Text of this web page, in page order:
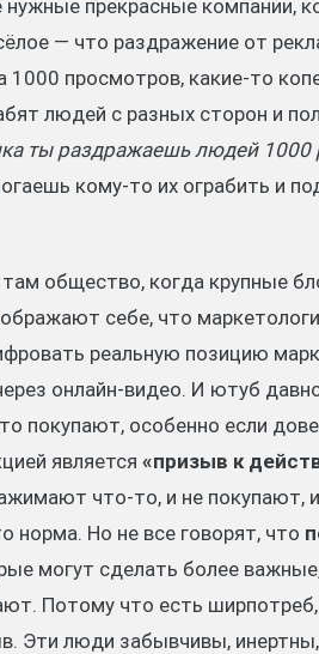
нужные прекрасные компании,
— что раздражение от
просмотров, какие-то
людей с разных сторон и
ты раздражаешь людей 1000
кому-то их ограбить и
общество, когда крупные
себе, что
реальную позицию
онлайн-видео. И ютуб
покупают, особенно если
является «призыв к
что-то, и не покупают,
норма. Но не все говорят, что
могут сделать более
Потому что есть ширпотреб,
Эти люди забывчивы,